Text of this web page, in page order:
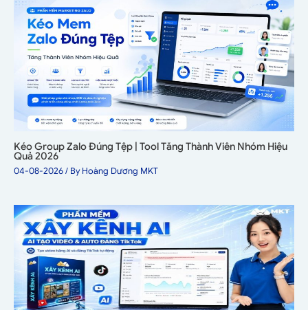
Kéo Group Zalo Đúng Tệp | Tool Tăng Thành Viên Nhóm Hiệu
Quả 2026
04-08-2026/ ByHoàng Dương MKT